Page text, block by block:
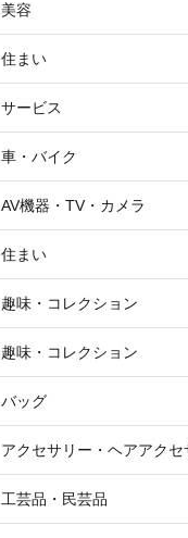
美容
住まい
サービス
車・バイク
AV機器・TV・カメラ
住まい
趣味・コレクション
趣味・コレクション
バッグ
アクセサリー・ヘアアクセ
工芸品・民芸品